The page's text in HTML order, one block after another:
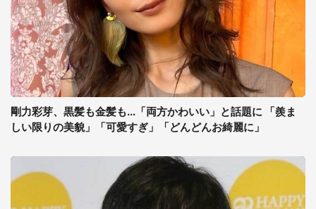
剛力彩芽、黒髪も金髪も...「両方かわいい」と話題に 「羨ま
しい限りの美貌」「可愛すぎ」「どんどんお綺麗に」